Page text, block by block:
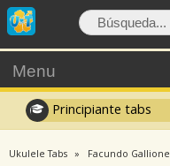
Menu
Principiante tabs
Ukulele Tabs Facundo Gallione